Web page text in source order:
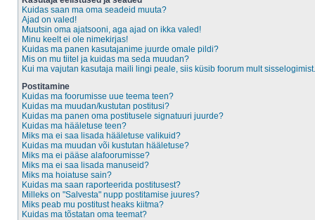
Kuidas saan ma oma seadeid muuta?
Ajad on valed!
Muutsin oma ajatsooni, aga ajad on ikka valed!
Minu keelt ei ole nimekirjas!
Kuidas ma panen kasutajanime juurde omale pildi?
Mis on mu tiitel ja kuidas ma seda muudan?
Kui ma vajutan kasutaja maili lingi peale, siis küsib foorum mult sisselogimist.
Postitamine
Kuidas ma foorumisse uue teema teen?
Kuidas ma muudan/kustutan postitusi?
Kuidas ma panen oma postitusele signatuuri juurde?
Kuidas ma hääletuse teen?
Miks ma ei saa lisada hääletuse valikuid?
Kuidas ma muudan või kustutan hääletuse?
Miks ma ei pääse alafoorumisse?
Miks ma ei saa lisada manuseid?
Miks ma hoiatuse sain?
Kuidas ma saan raporteerida postitusest?
Milleks on "Salvesta" nupp postitamise juures?
Miks peab mu postitust heaks kiitma?
Kuidas ma tõstatan oma teemat?